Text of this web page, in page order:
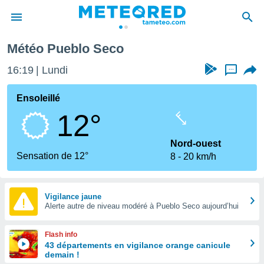
de
Météo Pueblo Seco
16:19 Lundi ...
Ensoleillé
12°
Sensation de 12°
Nord-ouest
8
20 km/h
Vigilance jaune
Alerte autre de niveau modéré à Pueblo Seco aujourd’hui
Flash info
43 départements en vigilance orange canicule
demain !